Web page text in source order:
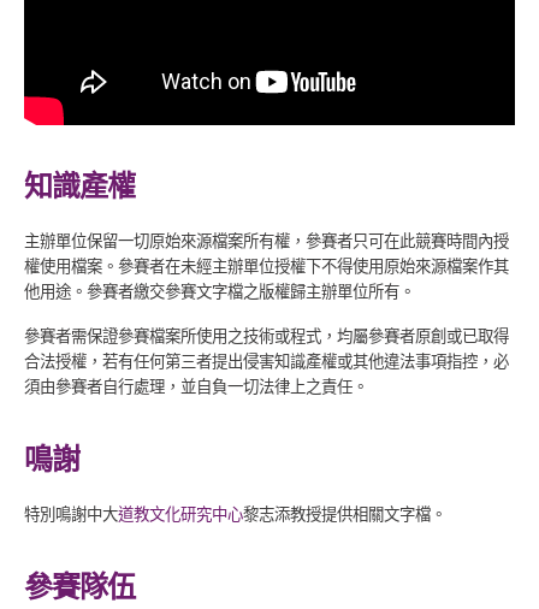
知識產權
主辦單位保留一切原始來源檔案所有權，參賽者只可在此競賽時間內授
權使用檔案。參賽者在未經主辦單位授權下不得使用原始來源檔案作其
他用途。參賽者繳交參賽文字檔之版權歸主辦單位所有。
參賽者需保證參賽檔案所使用之技術或程式，均屬參賽者原創或已取得
合法授權，若有任何第三者提出侵害知識產權或其他違法事項指控，必
須由參賽者自行處理，並自負一切法律上之責任。
鳴謝
特別鳴謝中大道教文化研究中心黎志添教授提供相關文字檔。
參賽隊伍